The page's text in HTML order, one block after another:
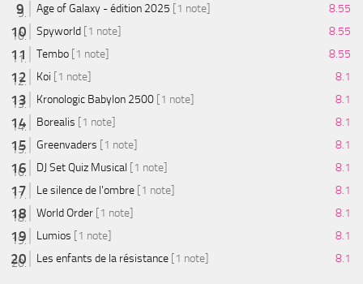
Age of Galaxy - édition 2025 [1 note]
8.55
Spyworld [1 note]
8.55
Tembo [1 note]
8.55
Koi [1 note]
8.1
Kronologic Babylon 2500 [1 note]
8.1
Borealis [1 note]
8.1
Greenvaders [1 note]
8.1
DJ Set Quiz Musical [1 note]
8.1
Le silence de l'ombre [1 note]
8.1
World Order [1 note]
8.1
Lumios [1 note]
8.1
Les enfants de la résistance [1 note] 8.1